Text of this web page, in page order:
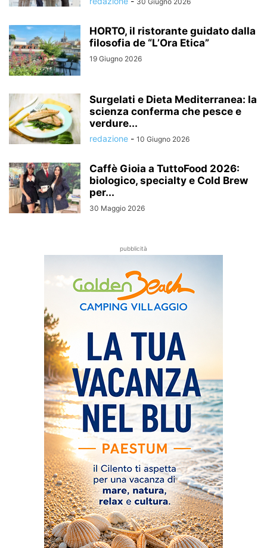
HORTO, il ristorante guidato dalla
filosofia de “L’Ora Etica”
19 Giugno 2026
Surgelati e Dieta Mediterranea: la
scienza conferma che pesce e
verdure...
redazione - 10 Giugno 2026
Caffè Gioia a TuttoFood 2026:
biologico, specialty e Cold Brew
per...
30 Maggio 2026
pubblicità